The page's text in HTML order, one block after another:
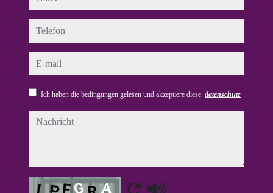
telefon
e-mail
Ich haben die bedingungen gelesen und akzeptiere diese. datenschutz
nachricht
Captcha